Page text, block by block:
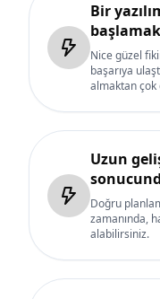
Bir
Nice güzel
başarıya
almaktan çok
Uzun
Doğru
zamanında,
alabilirsiniz.